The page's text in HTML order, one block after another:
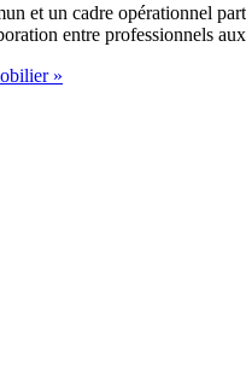
et un cadre opérationnel
entre professionnels
»